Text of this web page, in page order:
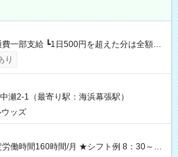
自己負担となります ★日払いOK！
その日に現金GET♪ お仕事後はコンビニ
り
瀬2-1（最寄り駅：海浜幕張駅）
ッズ
時間/月 ★シフト例 8：30～